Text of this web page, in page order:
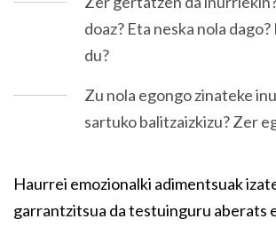
doaz? Eta neska nola
du?
Zu nola egongo zinateke
sartuko balitzaizkizu? Zer
Haurrei emozionalki adimentsuak
garrantzitsua da testuinguru aberats